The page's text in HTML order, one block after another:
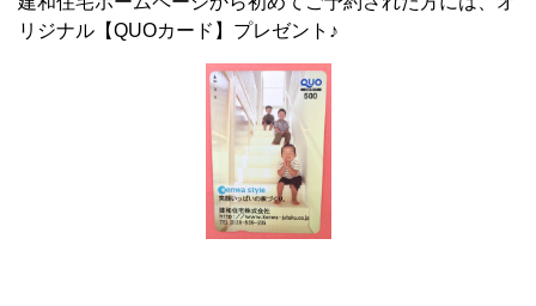
リジナル【QUOカード】プレゼント♪